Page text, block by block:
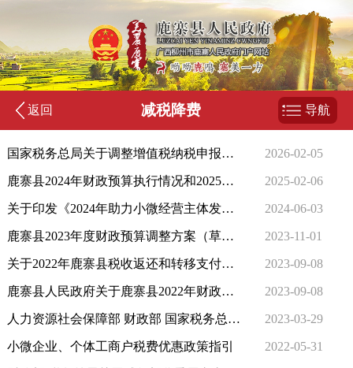
返回 减税降费 导航
国家税务总局关于调整增值税纳税申报有关事项的公告 2026-02-05
鹿寨县2024年财政预算执行情况和2025年财政预算（草案）报告 2025-02-06
关于印发《2024年助力小微经营主体发展“春雨润苗”专项行动方案》的通知 2024-06-03
鹿寨县2023年度财政预算调整方案（草案） 2023-11-01
关于2022年鹿寨县税收返还和转移支付决算说明 2023-09-08
鹿寨县人民政府关于鹿寨县2022年财政决算草案的报告 2023-09-08
人力资源社会保障部 财政部 国家税务总局关于阶段性降低失业保险、工伤保险费率有关问题的通知 2023-03-29
小微企业、个体工商户税费优惠政策指引 2022-05-31